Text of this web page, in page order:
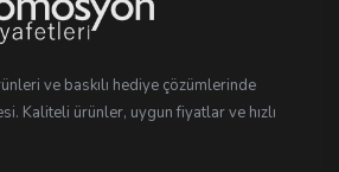
ve baskılı hediye çözümlerinde
Kaliteli ürünler, uygun fiyatlar ve hızlı